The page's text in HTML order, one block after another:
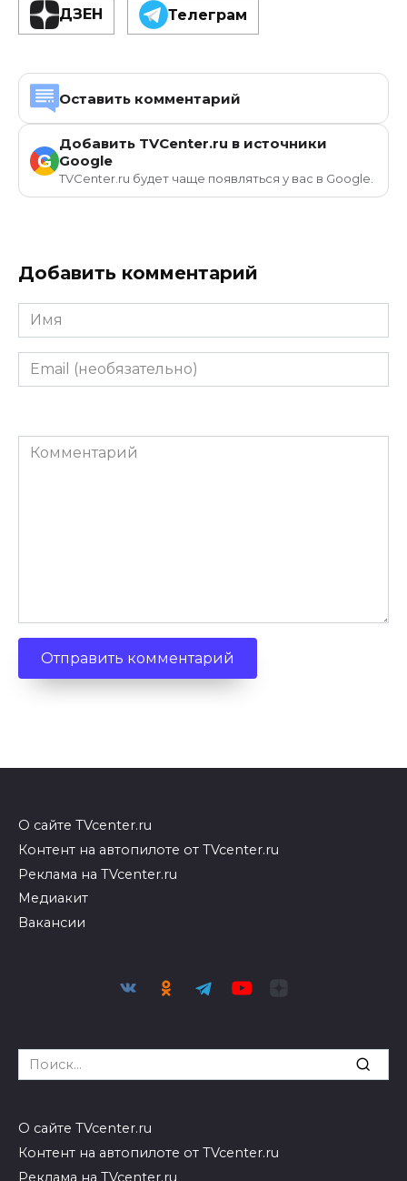
ДЗЕН Телеграм
Оставить комментарий
G
Добавить TVCenter.ru в источники
Google
TVCenter.ru будет чаще появляться у вас в Google.
Добавить комментарий
Имя
Email
(необязательно)
Комментарий
О сайте TVcenter.ru
Контент на автопилоте от TVcenter.ru
Реклама на TVcenter.ru
Медиакит
Вакансии
Search
for:
О сайте TVcenter.ru
Контент на автопилоте от TVcenter.ru
Реклама на TVcenter.ru